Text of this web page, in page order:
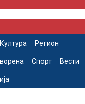
Култура Регион
Спорт Вести